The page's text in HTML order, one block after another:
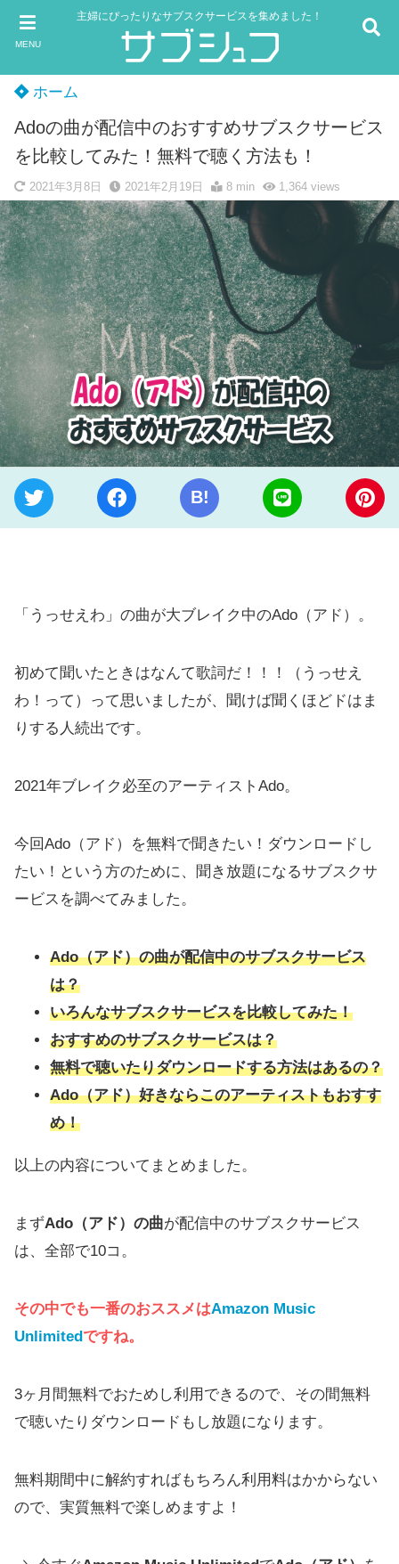
MENU
主婦にぴったりなサブスクサービスを集めました！
ホーム
Adoの曲が配信中のおすすめサブスクサービス
を比較してみた！無料で聴く方法も！
2021年3月8日 2021年2月19日 8 min 1,364views
B!
「うっせえわ」の曲が大ブレイク中のAdo（アド）。
初めて聞いたときはなんて歌詞だ！！！（うっせえ
わ！って）って思いましたが、聞けば聞くほどドはま
りする人続出です。
2021年ブレイク必至のアーティストAdo。
今回Ado（アド）を無料で聞きたい！ダウンロードし
たい！という方のために、聞き放題になるサブスクサ
ービスを調べてみました。
Ado（アド）の曲が配信中のサブスクサービス
は？
いろんなサブスクサービスを比較してみた！
おすすめのサブスクサービスは？
無料で聴いたりダウンロードする方法はあるの？
Ado（アド）好きならこのアーティストもおすす
め！
以上の内容についてまとめました。
まずAdo（アド）の曲が配信中のサブスクサービス
は、全部で10コ。
その中でも一番のおススメはAmazon Music
Unlimitedですね。
3ヶ月間無料でおためし利用できるので、その間無料
で聴いたりダウンロードもし放題になります。
無料期間中に解約すればもちろん利用料はかからない
ので、実質無料で楽しめますよ！